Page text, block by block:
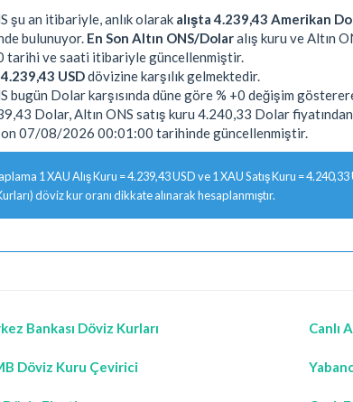
şu an itibariyle, anlık olarak alışta 4.239,43 Amerikan
bulunuyor. En Son Altın ONS/Dolaralış kuru ve Altın
tarihi ve saati itibariyle güncellenmiştir.
4.239,43 USDdövizine karşılık gelmektedir.
bugün Dolar karşısında düne göre % +0 değişim
Dolar, Altın ONS satış kuru 4.240,33 Dolar
07/08/2026 00:01:00 tarihinde güncellenmiştir.
1 XAU Alış Kuru = 4.239,43 USD ve 1 XAU Satış Kuru =
döviz kur oranı dikkate alınarak hesaplanmıştır.
Bankası Döviz Kurları
Döviz Kuru Çevirici
Canlı